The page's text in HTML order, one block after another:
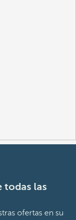
todas las
ofertas en su